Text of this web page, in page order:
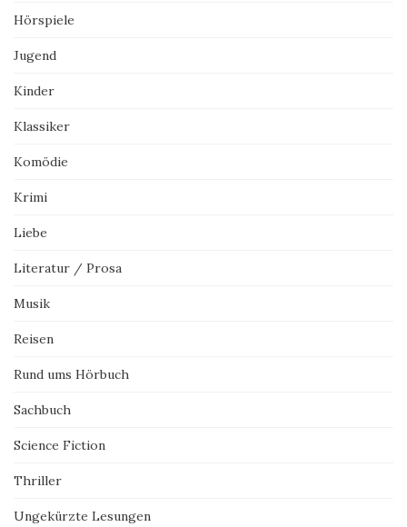
Hörspiele
Jugend
Kinder
Klassiker
Komödie
Krimi
Liebe
Literatur / Prosa
Musik
Reisen
Rund ums Hörbuch
Sachbuch
Science Fiction
Thriller
Ungekürzte Lesungen